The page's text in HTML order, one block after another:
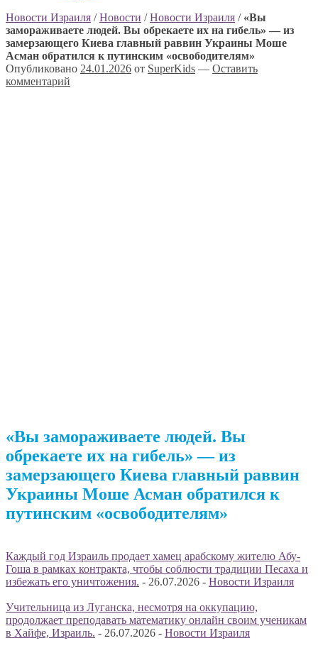
Новости Израиля /Новости /Новости Израиля / «Вы
замораживаете людей. Вы обрекаете их на гибель» — из
замерзающего Киева главный раввин Украины Моше
Асман обратился к путинским «освободителям»
Опубликовано 24.01.2026 от SuperKids — Оставить
комментарий
«Вы замораживаете людей. Вы
обрекаете их на гибель» — из
замерзающего Киева главный раввин
Украины Моше Асман обратился к
путинским «освободителям»
Каждый год Израиль продает хамец арабскому жителю Абу-
Гоша в рамках контракта, чтобы соблюсти традиции Песаха и
избежать его уничтожения. - 26.07.2026 - Новости Израиля
Учительница из Луганска, несмотря на оккупацию,
продолжает преподавать математику онлайн своим ученикам
в Хайфе, Израиль. - 26.07.2026 - Новости Израиля